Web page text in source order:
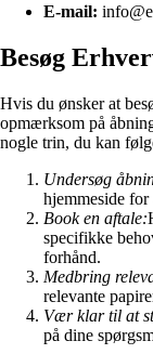
E-mail:
Besøg
Hvis du ønsker at
opmærksom på
nogle trin, du kan
Undersøg
hjemmeside for
Book en aftale:
specifikke
forhånd.
Medbring
relevante
Vær klar til at
på dine